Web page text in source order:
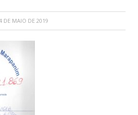
DE MAIO DE 2019